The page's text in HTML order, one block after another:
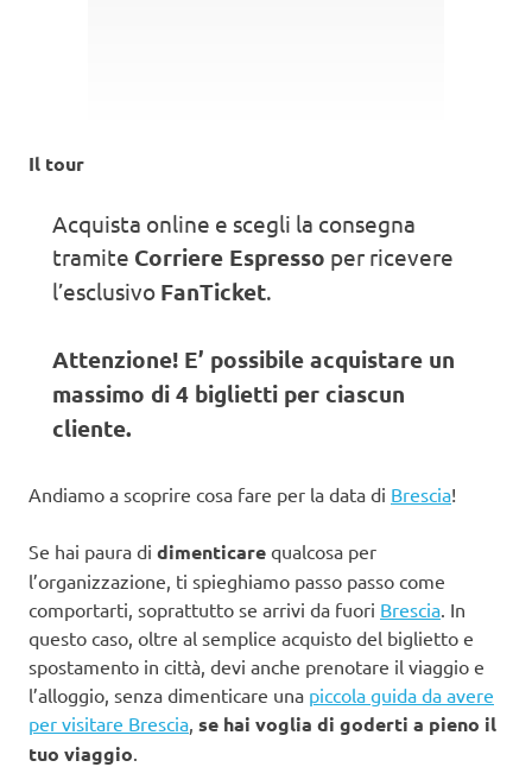
Il tour
Acquista online e scegli la consegna
tramite Corriere Espresso per ricevere
l’esclusivo FanTicket.
Attenzione! E’ possibile acquistare un
massimo di 4 biglietti per ciascun
cliente.
Andiamo a scoprire cosa fare per la data di Brescia!
Se hai paura di dimenticare qualcosa per
l’organizzazione, ti spieghiamo passo passo come
comportarti, soprattutto se arrivi da fuori Brescia . In
questo caso, oltre al semplice acquisto del biglietto e
spostamento in città, devi anche prenotare il viaggio e
l’alloggio, senza dimenticare una piccola guida da avere
per visitare Brescia se hai voglia di goderti a pieno il
tuo viaggio